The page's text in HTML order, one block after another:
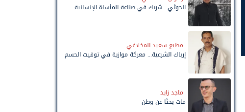
الحوثي.. شريك في صناعة المأساة الإنسانية
مطيع سعيد المخلافي
إرباك الشرعية... معركة موازية في توقيت الحسم
ماجد زايد
مات بحثًا عن وطن